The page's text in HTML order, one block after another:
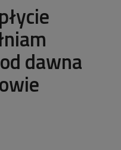
dawna